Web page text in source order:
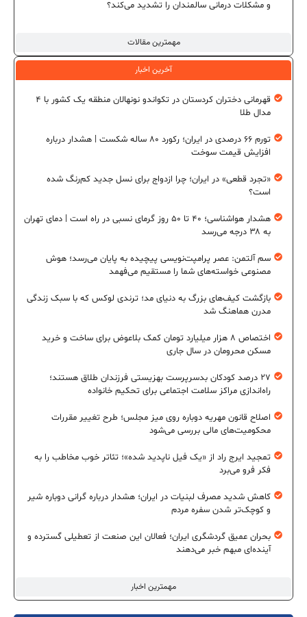
مهمترین مقالات
و مشکلات درمانی سالمندان را تشدید می‌کند؟
آخرین اخبار
مهمترین اخبار
قهرمانی دختران کردستان در تکواندو نونهالان منطقه یک کشور با ۴
مدال طلا
تورم ۶۶ درصدی در ایران؛ رکورد ۸۰ ساله شکست | هشدار درباره
افزایش قیمت سوخت
«تجرد قطعی» در ایران؛ چرا ازدواج برای نسل جدید کم‌رنگ شده
است؟
هشدار هواشناسی؛ ۴۰ تا ۵۰ روز گرمای نسبی در راه است | دمای تهران
به ۳۸ درجه می‌رسد
سم آلتمن: عصر پرامپت‌نویسی پیچیده به پایان می‌رسد؛ هوش
مصنوعی خواسته‌های شما را مستقیم می‌فهمد
بازگشت کیف‌های بزرگ به دنیای مد؛ ترندی لوکس که با سبک زندگی
مدرن هماهنگ شد
اختصاص ۸ هزار میلیارد تومان کمک بلاعوض برای ساخت و خرید
مسکن محرومان در سال جاری
۲۷ درصد کودکان بدسرپرست بهزیستی فرزندان طلاق هستند؛
راه‌اندازی مراکز سلامت اجتماعی برای تحکیم خانواده
اصلاح قانون مهریه دوباره روی میز مجلس؛ طرح تغییر مقررات
محکومیت‌های مالی بررسی می‌شود
تمجید ایرج راد از «یک فیل ناپدید شده»؛ تئاتر خوب مخاطب را به
فکر فرو می‌برد
کاهش شدید مصرف لبنیات در ایران؛ هشدار درباره گرانی دوباره شیر
و کوچک‌تر شدن سفره مردم
بحران عمیق گردشگری ایران؛ فعالان این صنعت از تعطیلی گسترده و
آینده‌ای مبهم خبر می‌دهند